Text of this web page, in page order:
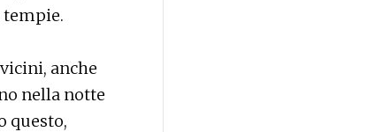
anche
nella notte
questo,